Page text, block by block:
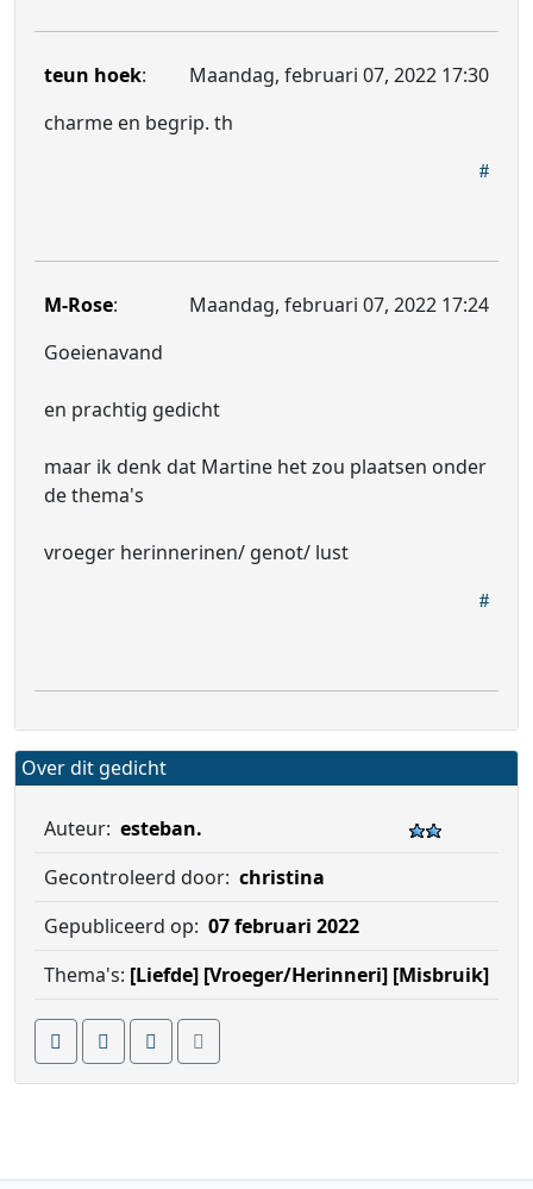
teun hoek:
Maandag, februari 07, 2022 17:30
charme en begrip. th
M-Rose:
Maandag, februari 07, 2022 17:24
Goeienavand
en prachtig gedicht
maar ik denk dat Martine het zou plaatsen onder
de thema's
vroeger herinnerinen/ genot/ lust
Over dit gedicht
Auteur: esteban.
Gecontroleerd door: christina
Gepubliceerd op: 07 februari 2022
Thema's: [Liefde] [Vroeger/Herinneri] [Misbruik]